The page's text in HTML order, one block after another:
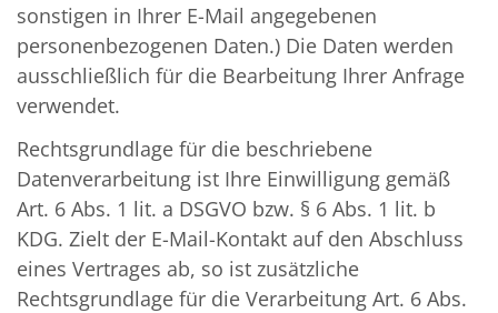
sonstigen in Ihrer E-Mail angegebenen
personenbezogenen Daten.) Die Daten werden
ausschließlich für die Bearbeitung Ihrer Anfrage
verwendet.
Rechtsgrundlage für die beschriebene
Datenverarbeitung ist Ihre Einwilligung gemäß
Art. 6 Abs. 1 lit. a DSGVO bzw. § 6 Abs. 1 lit. b
KDG. Zielt der E-Mail-Kontakt auf den Abschluss
eines Vertrages ab, so ist zusätzliche
Rechtsgrundlage für die Verarbeitung Art. 6 Abs.